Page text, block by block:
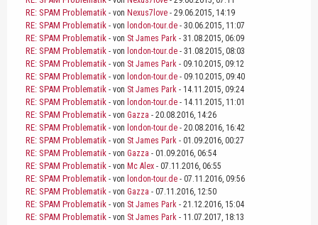
RE: SPAM Problematik - von Nexus7love - 29.06.2015, 14:19
RE: SPAM Problematik - von london-tour.de - 30.06.2015, 11:07
RE: SPAM Problematik - von St James Park - 31.08.2015, 06:09
RE: SPAM Problematik - von london-tour.de - 31.08.2015, 08:03
RE: SPAM Problematik - von St James Park - 09.10.2015, 09:12
RE: SPAM Problematik - von london-tour.de - 09.10.2015, 09:40
RE: SPAM Problematik - von St James Park - 14.11.2015, 09:24
RE: SPAM Problematik - von london-tour.de - 14.11.2015, 11:01
RE: SPAM Problematik - von Gazza - 20.08.2016, 14:26
RE: SPAM Problematik - von london-tour.de - 20.08.2016, 16:42
RE: SPAM Problematik - von St James Park - 01.09.2016, 00:27
RE: SPAM Problematik - von Gazza - 01.09.2016, 06:54
RE: SPAM Problematik - von Mc Alex - 07.11.2016, 06:55
RE: SPAM Problematik - von london-tour.de - 07.11.2016, 09:56
RE: SPAM Problematik - von Gazza - 07.11.2016, 12:50
RE: SPAM Problematik - von St James Park - 21.12.2016, 15:04
RE: SPAM Problematik - von St James Park - 11.07.2017, 18:13